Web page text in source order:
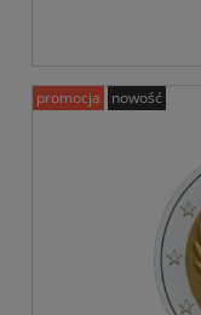
promocja nowość